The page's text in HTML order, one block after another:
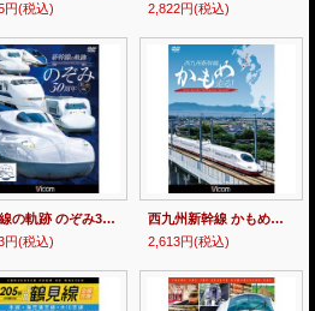
円(税込)
2,822円(税込)
新幹線の軌跡 のぞみ30周年記念版【DVD】
円(税込)
西九州新幹線 かもめ走る!【DVD】
2,613円(税込)